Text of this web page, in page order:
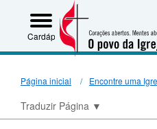
Cardápio
Página inicial Encontre uma
Traduzir Página ▼